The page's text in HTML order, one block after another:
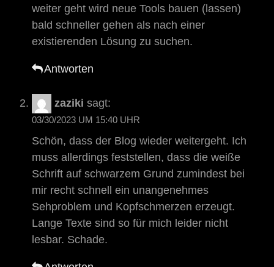
weiter geht wird neue Tools bauen (lassen)
bald schneller gehen als nach einer
existierenden Lösung zu suchen.
Antworten
zaziki sagt:
03/30/2023 UM 15:40 UHR
Schön, dass der Blog wieder weitergeht. Ich
muss allerdings feststellen, dass die weiße
Schrift auf schwarzem Grund zumindest bei
mir recht schnell ein unangenehmes
Sehproblem und Kopfschmerzen erzeugt.
Lange Texte sind so für mich leider nicht
lesbar. Schade.